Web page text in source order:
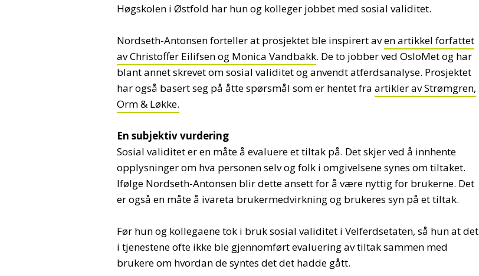
Høgskolen i Østfold har hun og kolleger jobbet med sosial validitet.
Nordseth-Antonsen forteller at prosjektet ble inspirert aven artikkel forfattet
av Christoffer Eilifsen og Monica Vandbakk. De to jobber ved OsloMet og har
blant annet skrevet om sosial validitet og anvendt atferdsanalyse. Prosjektet
har også basert seg på åtte spørsmål som er hentet fra artikler av Strømgren,
Orm & Løkke.
En subjektiv vurdering
Sosial validitet er en måte å evaluere et tiltak på. Det skjer ved å innhente
opplysninger om hva personen selv og folk i omgivelsene synes om tiltaket.
Ifølge Nordseth-Antonsen blir dette ansett for å være nyttig for brukerne. Det
er også en måte å ivareta brukermedvirkning og brukeres syn på et tiltak.
Før hun og kollegaene tok i bruk sosial validitet i Velferdsetaten, så hun at det
i tjenestene ofte ikke ble gjennomført evaluering av tiltak sammen med
brukere om hvordan de syntes det det hadde gått.